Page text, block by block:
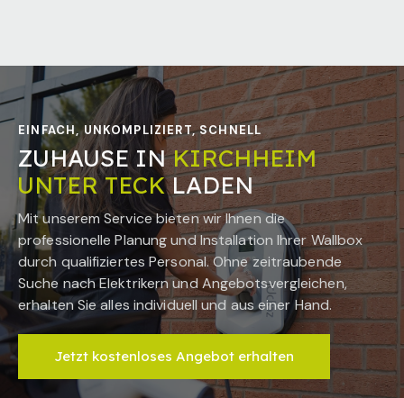
EINFACH, UNKOMPLIZIERT, SCHNELL
ZUHAUSE INKIRCHHEIM
UNTER TECKLADEN
Mit unserem Service bieten wir Ihnen die
professionelle Planung und Installation Ihrer Wallbox
durch qualifiziertes Personal. Ohne zeitraubende
Suche nach Elektrikern und Angebotsvergleichen,
erhalten Sie alles individuell und aus einer Hand.
Jetzt kostenloses Angebot erhalten